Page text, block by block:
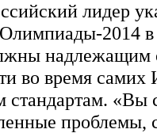
лидер
2014 в
надлежащим
во время самих
«Вы